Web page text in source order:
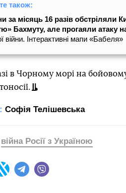
також:
за місяць 16 разів обстріляли
Бахмуту, але прогаяли атаку
війни. Інтерактивні мапи «Бабеля»
в Чорному морі на
Софія Телішевська
Twitter Telegram
війна Росії з Україною